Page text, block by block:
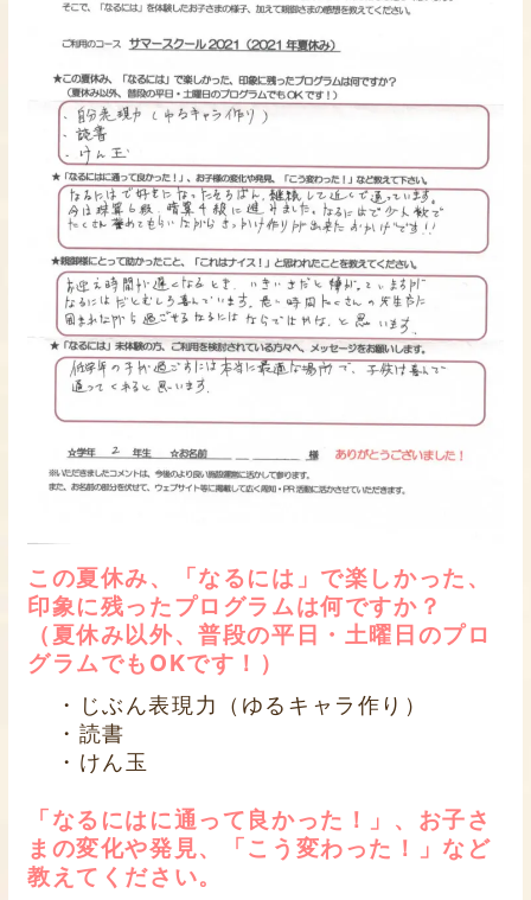
この夏休み、「なるには」で楽しかった、
印象に残ったプログラムは何ですか？
（夏休み以外、普段の平日・土曜日のプロ
グラムでもOKです！）
・じぶん表現力（ゆるキャラ作り）
・読書
・けん玉
「なるにはに通って良かった！」、お子さ
まの変化や発見、「こう変わった！」など
教えてください。